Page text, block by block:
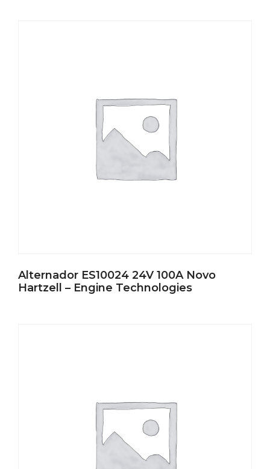
Alternador ES10024 24V 100A Novo
Hartzell – Engine Technologies